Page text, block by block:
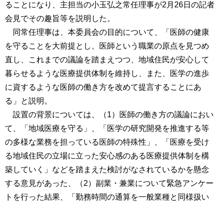
ることになり、主担当の小玉弘之常任理事が2月26日の記者
会見でその趣旨等を説明した。
同常任理事は、本委員会の目的について、「医師の健康
を守ることを大前提とし、医師という職業の原点を見つめ
直し、これまでの議論を踏まえつつ、地域住民が安心して
暮らせるような医療提供体制を維持し、また、医学の進歩
に資するような医師の働き方を改めて提言することにあ
る」と説明。
設置の背景については、（1）医師の働き方の議論におい
て、「地域医療を守る」、「医学の研究開発を推進する等
の多様な業務を担っている医師の特殊性」、「医療を受け
る地域住民の立場に立った安心感のある医療提供体制を構
築していく」などを踏まえた検討がなされているかを懸念
する意見があった、（2）副業・兼業について緊急アンケー
トを行った結果、「勤務時間の通算を一般業種と同様扱い